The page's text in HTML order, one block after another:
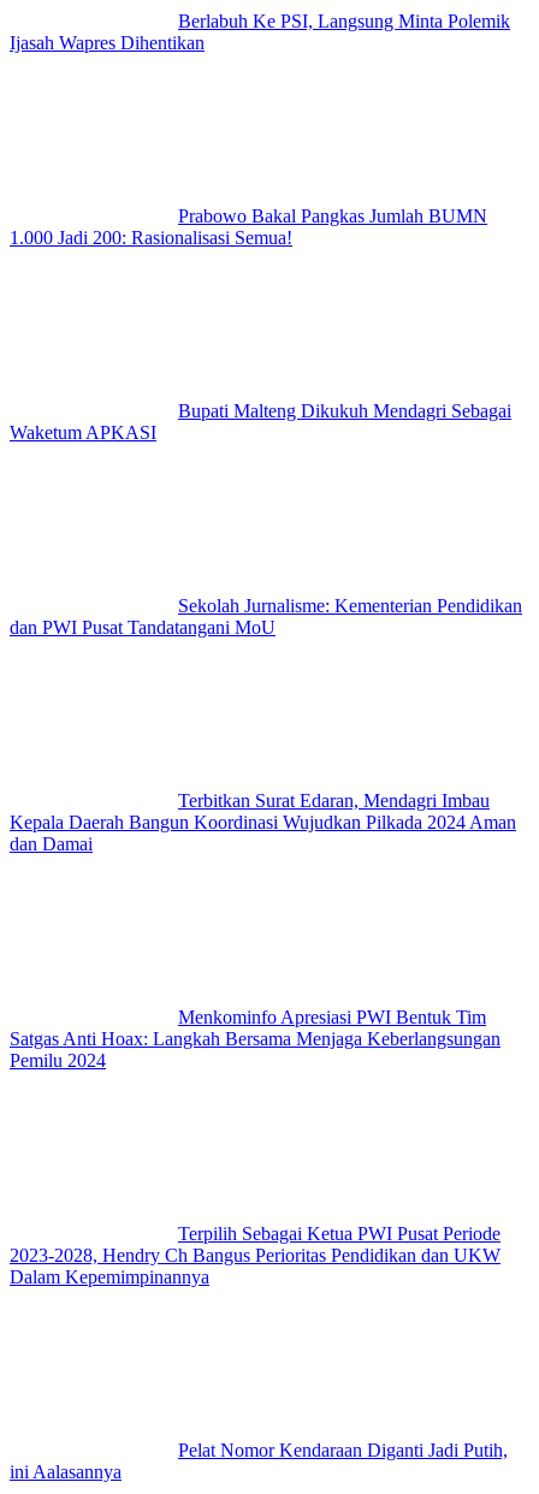
Berlabuh Ke PSI, Langsung Minta Polemik
Ijasah Wapres Dihentikan
Prabowo Bakal Pangkas Jumlah BUMN
1.000 Jadi 200: Rasionalisasi Semua!
Bupati Malteng Dikukuh Mendagri Sebagai
Waketum APKASI
Sekolah Jurnalisme: Kementerian Pendidikan
dan PWI Pusat Tandatangani MoU
Terbitkan Surat Edaran, Mendagri Imbau
Kepala Daerah Bangun Koordinasi Wujudkan Pilkada 2024 Aman
dan Damai
Menkominfo Apresiasi PWI Bentuk Tim
Satgas Anti Hoax: Langkah Bersama Menjaga Keberlangsungan
Pemilu 2024
Terpilih Sebagai Ketua PWI Pusat Periode
2023-2028, Hendry Ch Bangus Perioritas Pendidikan dan UKW
Dalam Kepemimpinannya
Pelat Nomor Kendaraan Diganti Jadi Putih,
ini Aalasannya